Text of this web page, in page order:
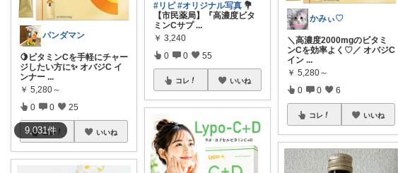
9,031件
パンダマン
🍋ビタミンCを手軽にチャー
ジしたい方に✨ オバジC イ
ンナー ...
￥ 5,280～
0 0 25
コレ いいね
#リピ #オリジナル写真 💐
【市民薬局】『高濃度ビタ
ミンCサプ ...
￥ 3,240
0 0 55
コレ いいね
かみぃ♡
＼高濃度2000mgのビタミ
ンCを効率よく♡／ オバジC
イン ...
￥ 5,280～
0 0 6
コレ いいね